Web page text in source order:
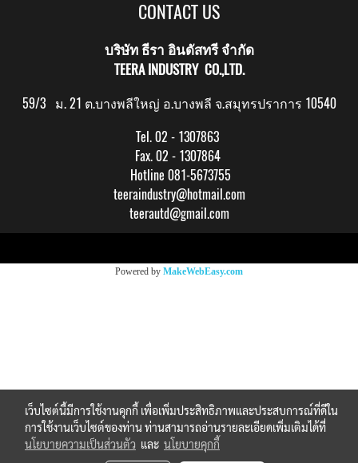
CONTACT US
บริษัท ธีรา อินดัสทรี จำกัด
TEERA INDUSTRY CO.,LTD.
59/3 ม. 21 ต.บางพลีใหญ่ อ.บางพลี จ.สมุทรปราการ 10540
Tel. 02 - 1307863
Fax. 02 - 1307864
Hotline 081-5673755
teeraindustry@hotmail.com
teerautd@gmail.com
Powered by MakeWebEasy.com
เว็บไซต์นี้มีการใช้งานคุกกี้ เพื่อเพิ่มประสิทธิภาพและประสบการณ์ที่ดีใน
การใช้งานเว็บไซต์ของท่าน ท่านสามารถอ่านรายละเอียดเพิ่มเติมได้ที่
นโยบายความเป็นส่วนตัว และ นโยบายคุกกี้